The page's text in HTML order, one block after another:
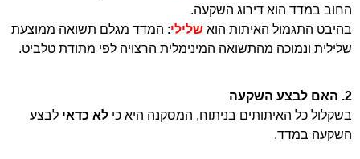
החוב במדד הוא דירוג השקעה.
בהיבט התגמול האיתות הוא שלילי: המדד מגלם תשואה ממוצעת
שלילית ונמוכה מהתשואה המינימלית הרצויה לפי מתודת טלביט.
2. האם לבצע השקעה
בשקלול כל האיתותים בניתוח, המסקנה היא כי לא כדאי לבצע
השקעה במדד.